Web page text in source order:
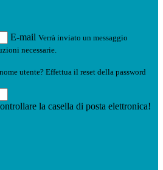
E-mail Verrà inviato un messaggio
necessarie.
utente? Effettua il reset della password
la casella di posta elettronica!